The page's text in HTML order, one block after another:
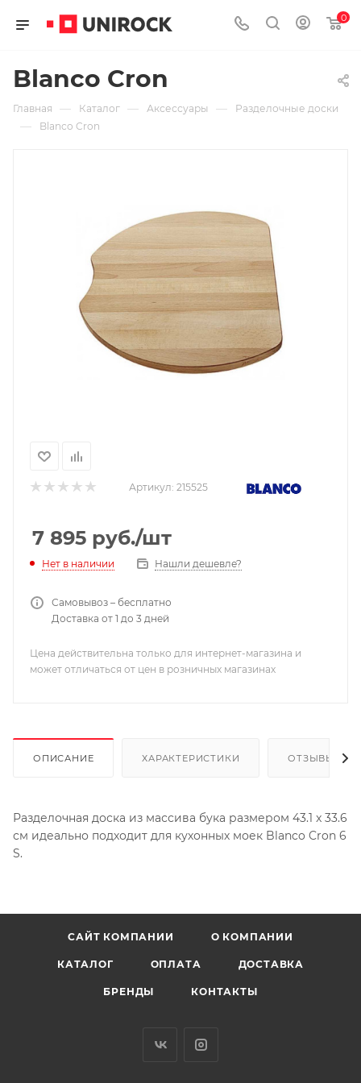
0
Blanco Cron
Главная — Каталог — Аксессуары — Разделочные доски
— Blanco Cron
Артикул: 215525
7 895 руб./шт
Нет в наличии Нашли дешевле?
Самовывоз – бесплатно
Доставка от 1 до 3 дней
Цена действительна только для интернет-магазина и
может отличаться от цен в розничных магазинах
ОПИСАНИЕ ХАРАКТЕРИСТИКИ ОТЗЫВЫ
Разделочная доска из массива бука размером 43.1 x 33.6
см идеально подходит для кухонных моек Blanco Cron 6
S.
САЙТ КОМПАНИИ О КОМПАНИИ
КАТАЛОГ ОПЛАТА ДОСТАВКА
БРЕНДЫ КОНТАКТЫ